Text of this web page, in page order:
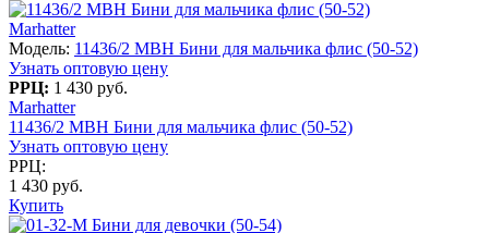
Marhatter
Модель: 11436/2 MBH Бини для мальчика флис (50-52)
Узнать оптовую цену
РРЦ: 1 430 руб.
Marhatter
11436/2 MBH Бини для мальчика флис (50-52)
Узнать оптовую цену
РРЦ:
1 430 руб.
Купить